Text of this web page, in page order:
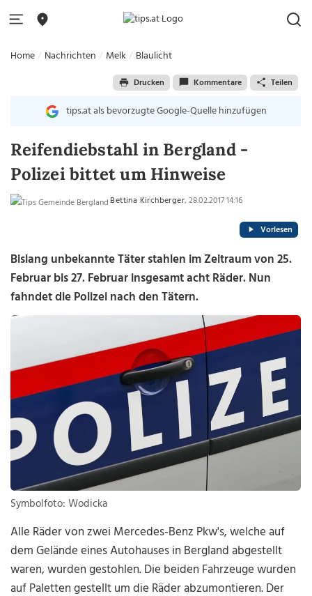
Home Nachrichten Melk Blaulicht
Drucken Kommentare Teilen
tips.at als bevorzugte Google-Quelle hinzufügen
Reifendiebstahl in Bergland -
Polizei bittet um Hinweise
Bettina Kirchberger, 28.02.2017 14:16
Vorlesen
Bislang unbekannte Täter stahlen im Zeitraum von 25.
Februar bis 27. Februar insgesamt acht Räder. Nun
fahndet die Polizei nach den Tätern.
Symbolfoto: Wodicka
Alle Räder von zwei Mercedes-Benz Pkw's, welche auf
dem Gelände eines Autohauses in Bergland abgestellt
waren, wurden gestohlen. Die beiden Fahrzeuge wurden
auf Paletten gestellt um die Räder abzumontieren. Der